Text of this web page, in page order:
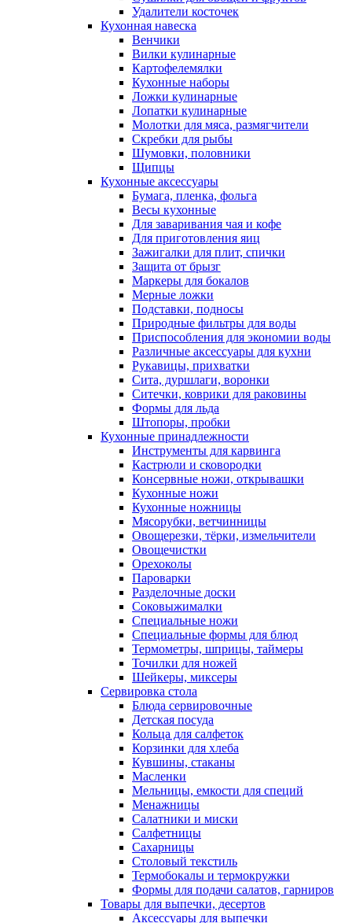
Удалители косточек
Кухонная навеска
Венчики
Вилки кулинарные
Картофелемялки
Кухонные наборы
Ложки кулинарные
Лопатки кулинарные
Молотки для мяса, размягчители
Скребки для рыбы
Шумовки, половники
Щипцы
Кухонные аксессуары
Бумага, пленка, фольга
Весы кухонные
Для заваривания чая и кофе
Для приготовления яиц
Зажигалки для плит, спички
Защита от брызг
Маркеры для бокалов
Мерные ложки
Подставки, подносы
Природные фильтры для воды
Приспособления для экономии воды
Различные аксессуары для кухни
Рукавицы, прихватки
Сита, дуршлаги, воронки
Ситечки, коврики для раковины
Формы для льда
Штопоры, пробки
Кухонные принадлежности
Инструменты для карвинга
Кастрюли и сковородки
Консервные ножи, открывашки
Кухонные ножи
Кухонные ножницы
Мясорубки, ветчинницы
Овощерезки, тёрки, измельчители
Овощечистки
Орехоколы
Пароварки
Разделочные доски
Соковыжималки
Специальные ножи
Специальные формы для блюд
Термометры, шприцы, таймеры
Точилки для ножей
Шейкеры, миксеры
Сервировка стола
Блюда сервировочные
Детская посуда
Кольца для салфеток
Корзинки для хлеба
Кувшины, стаканы
Масленки
Мельницы, емкости для специй
Менажницы
Салатники и миски
Салфетницы
Сахарницы
Столовый текстиль
Термобокалы и термокружки
Формы для подачи салатов, гарниров
Товары для выпечки, десертов
Аксессуары для выпечки